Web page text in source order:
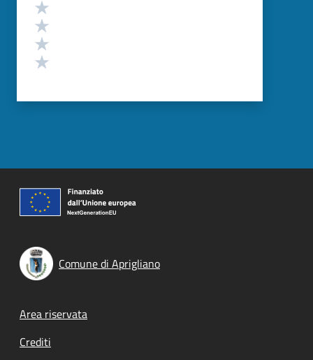
Comune di Aprigliano
Footer menu
Area riservata
Crediti